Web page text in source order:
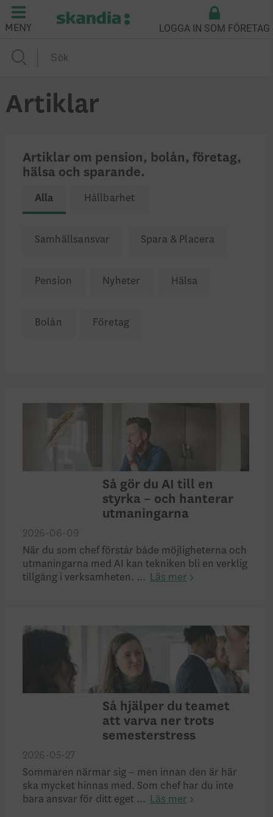
MENY LOGGA IN SOM FÖRETAG
Artiklar
Artiklar om pension, bolån, företag,
hälsa och sparande.
Alla Hållbarhet
Samhällsansvar Spara & Placera
Pension Nyheter Hälsa
Bolån Företag
Så gör du AI till en
styrka – och hanterar
utmaningarna
2026-06-09
När du som chef förstår både möjligheterna och
utmaningarna med AI kan tekniken bli en verklig
tillgång i verksamheten. ...
Läs mer
Så hjälper du teamet
att varva ner trots
semesterstress
2026-05-27
Sommaren närmar sig – men innan den är här
ska mycket hinnas med. Som chef har du inte
bara ansvar för ditt eget ...
Läs mer